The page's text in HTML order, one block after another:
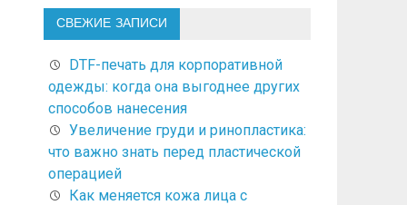
СВЕЖИЕ ЗАПИСИ
DTF-печать для корпоративной
одежды: когда она выгоднее других
способов нанесения
Увеличение груди и ринопластика:
что важно знать перед пластической
операцией
Как меняется кожа лица с